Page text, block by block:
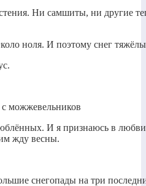
Ни самшиты, ни другие
ноля. И поэтому снег
с можжевельников
И я признаюсь в любви
жду весны.
снегопады на три